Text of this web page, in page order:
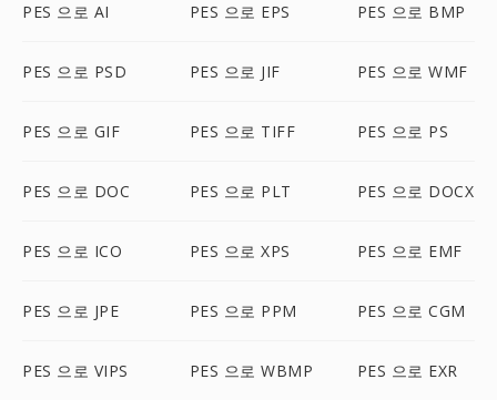
PES 으로 AI PES 으로 EPS PES 으로 BMP
PES 으로 PSD PES 으로 JIF PES 으로 WMF
PES 으로 GIF PES 으로 TIFF PES 으로 PS
PES 으로 DOC PES 으로 PLT PES 으로 DOCX
PES 으로 ICO PES 으로 XPS PES 으로 EMF
PES 으로 JPE PES 으로 PPM PES 으로 CGM
PES 으로 VIPS PES 으로 WBMP PES 으로 EXR